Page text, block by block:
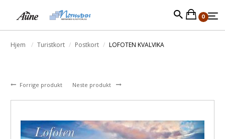
0
Hjem Turistkort Postkort LOFOTEN KVALVIKA
Forrige produkt Neste produkt